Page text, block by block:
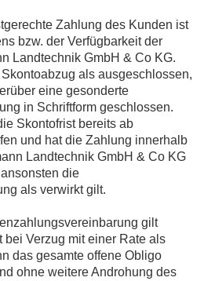
Zahlung des Kunden ist
bzw. der Verfügbarkeit der
Landtechnik GmbH & Co KG.
als ausgeschlossen,
eine gesonderte
in Schriftform geschlossen.
Skontofrist bereits ab
und hat die Zahlung innerhalb
Landtechnik GmbH & Co KG
die
als verwirkt gilt.
gilt
bei Verzug mit einer Rate als
das gesamte offene Obligo
ohne weitere Androhung des